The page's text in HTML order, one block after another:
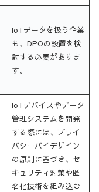
IoTデータを扱う企業
も、DPOの設置を検
討する必要がありま
す。
IoTデバイスやデータ
管理システムを開発
する際には、プライ
バシーバイデザイン
の原則に基づき、セ
キュリティ対策や匿
名化技術を組み込む